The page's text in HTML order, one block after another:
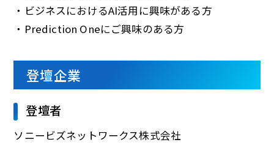
・ビジネスにおけるAI活用に興味がある方
・Prediction Oneにご興味のある方
登壇企業
登壇者
ソニービズネットワークス株式会社